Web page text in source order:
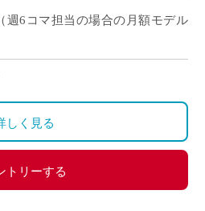
[…]
週6コマ担当の場合の月額モデル
らご勤務開始の場合は、日割計
しく見る
トリーする